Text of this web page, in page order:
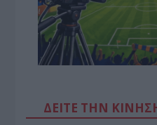
ΔΕΙΤΕ ΤΗΝ